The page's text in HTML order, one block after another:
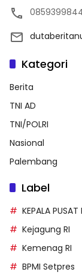
Kategori
Berita
TNI AD
TNI/POLRI
Nasional
Palembang
Label
KEPALA PUSAT
Kejagung RI
Kemenag RI
BPMI Setpres